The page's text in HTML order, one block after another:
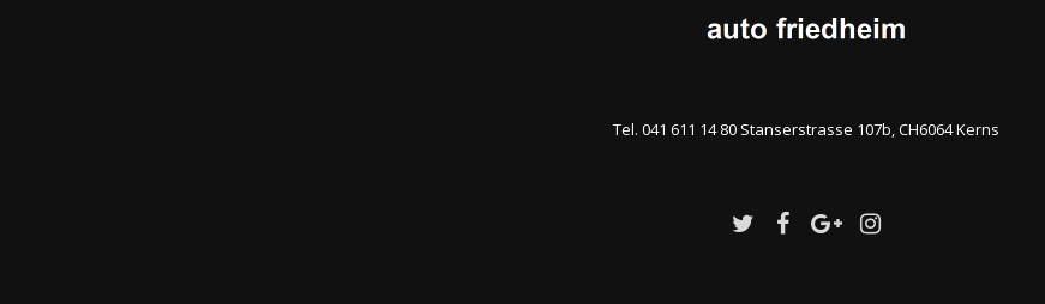
Tel. 041 611 14 80 Stanserstrasse 107b, CH6064 Kerns